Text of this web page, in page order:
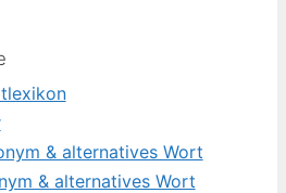
& alternatives Wort
& alternatives Wort